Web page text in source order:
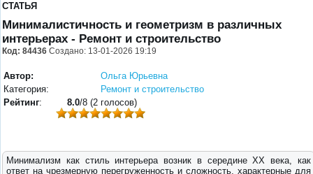
СТАТЬЯ
Минималистичность и геометризм в различных
интерьерах - Ремонт и строительство
Код: 84436 Создано: 13-01-2026 19:19
Автор:
Ольга Юрьевна
Категория:
Ремонт и строительство
Рейтинг: 8.0/8 (2 голосов)
Минимализм как стиль интерьера возник в середине XX века, как
ответ на чрезмерную перегруженность и сложность, характерные для